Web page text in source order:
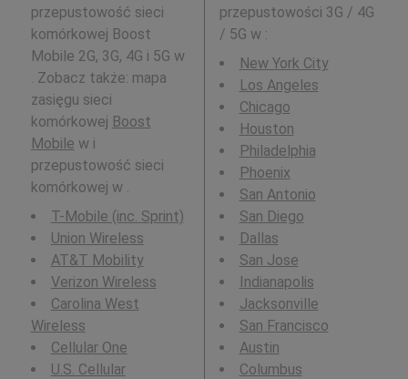
przepustowość sieci
komórkowej Boost
Mobile 2G, 3G, 4G i 5G w
. Zobacz także: mapa
zasięgu sieci
komórkowej Boost
Mobile w i
przepustowość sieci
komórkowej w .
T-Mobile (inc. Sprint)
Union Wireless
AT&T Mobility
Verizon Wireless
Carolina West
Wireless
Cellular One
U.S. Cellular
przepustowości 3G / 4G
/ 5G w :
New York City
Los Angeles
Chicago
Houston
Philadelphia
Phoenix
San Antonio
San Diego
Dallas
San Jose
Indianapolis
Jacksonville
San Francisco
Austin
Columbus